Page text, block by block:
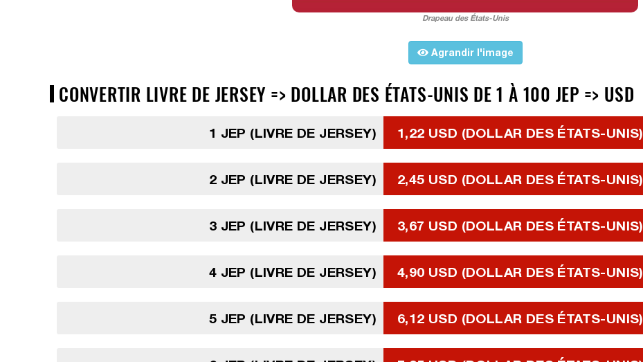
Drapeau des États-Unis
Agrandir l'image
CONVERTIR LIVRE DE JERSEY => DOLLAR DES ÉTATS-UNIS DE 1 À 100 JEP => USD
1 JEP (LIVRE DE JERSEY) 1,22 USD (DOLLAR DES ÉTATS-UNIS)
2 JEP (LIVRE DE JERSEY) 2,45 USD (DOLLAR DES ÉTATS-UNIS)
3 JEP (LIVRE DE JERSEY) 3,67 USD (DOLLAR DES ÉTATS-UNIS)
4 JEP (LIVRE DE JERSEY) 4,90 USD (DOLLAR DES ÉTATS-UNIS)
5 JEP (LIVRE DE JERSEY) 6,12 USD (DOLLAR DES ÉTATS-UNIS)